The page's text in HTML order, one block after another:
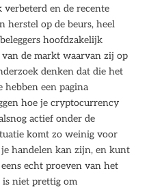
en de recente
herstel op de beurs, heel
hoofdzakelijk
van de markt waarvan zij op
denken dat die het
hebben een pagina
hoe je cryptocurrency
actief onder de
komt zo weinig voor
handelen kan zijn, en kunt
echt proeven van het
is niet prettig om